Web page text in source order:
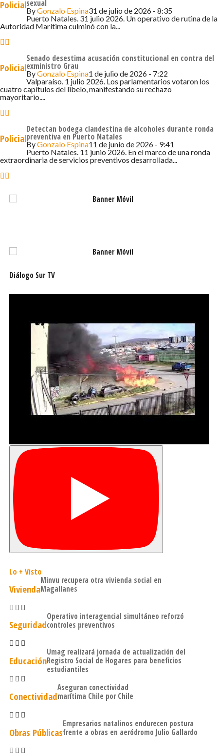
Esperanza, Guillermo Ruiz Santana, indicó: “hemos
tomado conocimiento que la PDI, con el área de
Migraciones, dio con el paradero de un ciudadano
cumpliendo, las cuales sumaban más de 40 años de
presidio”.
Finalmente, el delegado manifestó el compromiso del
desarrollando operativos y fiscalizaciones en conjunto
con la PDI.
Policialsexual
ByGonzalo Espina31 de julio de 2026 - 8:35
Puerto Natales. 31 julio 2026. Un operativo de rutina de la
Autoridad Marítima culminó con la...
Policial
Senado desestima acusación constitucional en contra del
exministro Grau
ByGonzalo Espina1 de julio de 2026 - 7:22
Valparaíso. 1 julio 2026. Los parlamentarios votaron los
cuatro capítulos del libelo, manifestando su rechazo
mayoritario....
Policial
Detectan bodega clandestina de alcoholes durante ronda
preventiva en Puerto Natales
ByGonzalo Espina11 de junio de 2026 - 9:41
Puerto Natales. 11 junio 2026. En el marco de una ronda
extraordinaria de servicios preventivos desarrollada...
Diálogo Sur TV
Lo + Visto
Vivienda
Minvu recupera otra vivienda social en
Magallanes
Seguridad
Operativo interagencial simultáneo reforzó
controles preventivos
Educación
Umag realizará jornada de actualización del
Registro Social de Hogares para beneficios
estudiantiles
Conectividad
Aseguran conectividad
marítima Chile por Chile
Obras Públicas
Empresarios natalinos endurecen postura
frente a obras en aeródromo Julio Gallardo